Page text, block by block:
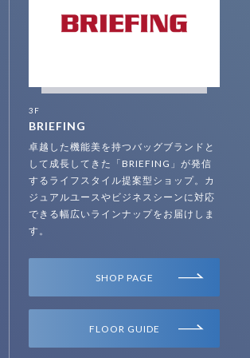
3F
BRIEFING
卓越した機能美を持つバッグブランドと
して成長してきた「BRIEFING」が発信
するライフスタイル提案型ショップ。カ
ジュアルユースやビジネスシーンに対応
できる幅広いラインナップをお届けしま
す。
SHOP PAGE
FLOOR GUIDE